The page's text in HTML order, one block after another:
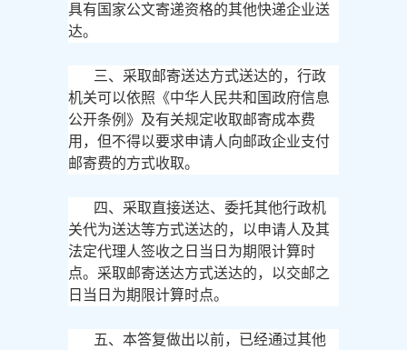
具有国家公文寄递资格的其他快递企业送
达。
三、采取邮寄送达方式送达的，行政
机关可以依照《中华人民共和国政府信息
公开条例》及有关规定收取邮寄成本费
用，但不得以要求申请人向邮政企业支付
邮寄费的方式收取。
四、采取直接送达、委托其他行政机
关代为送达等方式送达的，以申请人及其
法定代理人签收之日当日为期限计算时
点。采取邮寄送达方式送达的，以交邮之
日当日为期限计算时点。
五、本答复做出以前，已经通过其他